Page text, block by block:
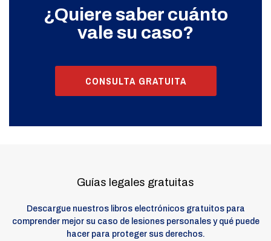
¿Quiere saber cuánto
vale su caso?
CONSULTA GRATUITA
Guías legales gratuitas
Descargue nuestros libros electrónicos gratuitos para
comprender mejor su caso de lesiones personales y qué puede
hacer para proteger sus derechos.